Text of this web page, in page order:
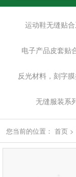
运动鞋无缝贴
电子产品皮套贴
反光材料，刻字
无缝服装系
您当前的位置： 首页 >